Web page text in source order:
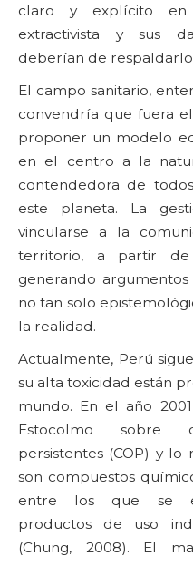
claro y explícito
extractivista y sus
deberían de
El campo sanitario,
convendría que fuera
proponer un modelo
en el centro a la
contendedora de
este planeta. La
vincularse a la
territorio, a partir de
generando
no tan solo
la realidad.
Actualmente, Perú
su alta toxicidad están
mundo. En el año
Estocolmo sobre
persistentes (COP) y lo
son compuestos
entre los que se
productos de uso
(Chung, 2008). El